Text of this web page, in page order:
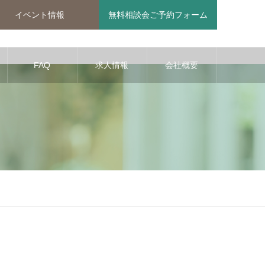
イベント情報 無料相談会ご予約フォーム
FAQ 求人情報 会社概要